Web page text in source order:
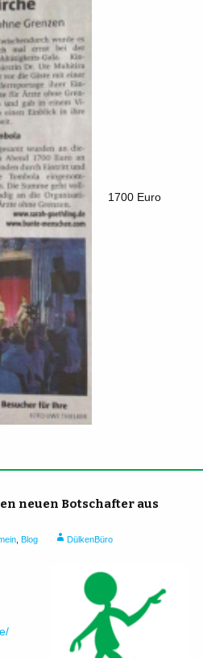
1700 Euro
neuen Botschafter aus
Blog DülkenBüro